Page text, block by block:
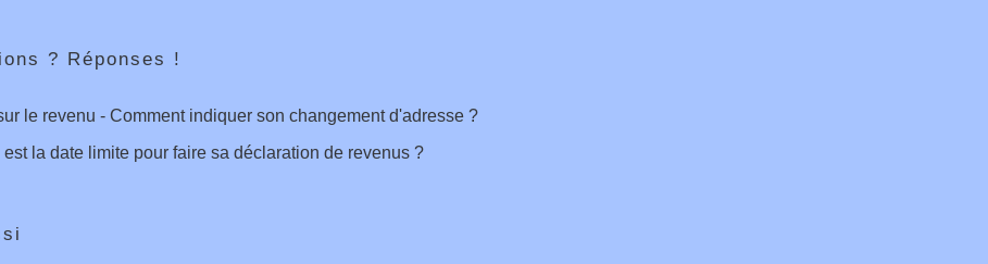
? Réponses !
le revenu - Comment indiquer son changement d'adresse ?
la date limite pour faire sa déclaration de revenus ?